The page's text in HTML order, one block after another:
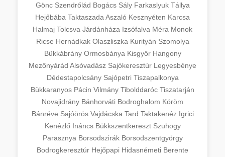
Gönc Szendrőlád Bogács Sály Farkaslyuk Tállya
Hejőbába Taktaszada Aszaló Kesznyéten Karcsa
Halmaj Tolcsva Járdánháza Izsófalva Méra Monok
Ricse Hernádkak Olaszliszka Kurityán Szomolya
Bükkábrány Ormosbánya Kisgyőr Hangony
Mezőnyárád Alsóvadász Sajókeresztúr Legyesbénye
Dédestapolcsány Sajópetri Tiszapalkonya
Bükkaranyos Pácin Vilmány Tibolddaróc Tiszatarján
Novajidrány Bánhorváti Bodroghalom Köröm
Bánréve Sajóörös Vajdácska Tard Taktakenéz Igrici
Kenézlő Ináncs Bükkszentkereszt Szuhogy
Parasznya Borsodszirák Borsodszentgyörgy
Bodrogkeresztúr Hejőpapi Hidasnémeti Berente